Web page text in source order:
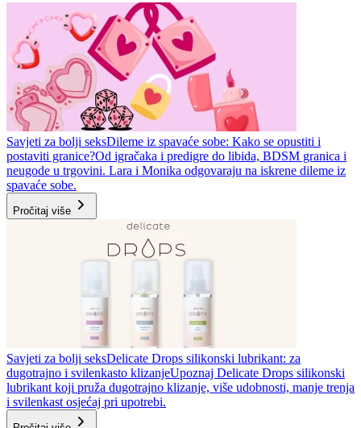
Savjeti za bolji seksDileme iz spavaće sobe: Kako se opustiti i
postaviti granice?Od igračaka i predigre do libida, BDSM granica i
neugode u trgovini. Lara i Monika odgovaraju na iskrene dileme iz
spavaće sobe.
Pročitaj više
Savjeti za bolji seksDelicate Drops silikonski lubrikant: za
dugotrajno i svilenkasto klizanjeUpoznaj Delicate Drops silikonski
lubrikant koji pruža dugotrajno klizanje, više udobnosti, manje trenja
i svilenkast osjećaj pri upotrebi.